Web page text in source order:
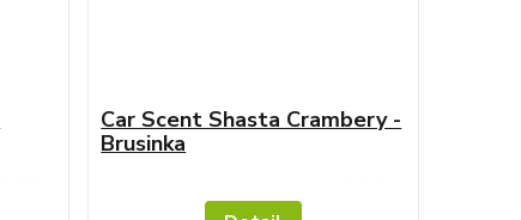
Car Scent Shasta Crambery -
Brusinka